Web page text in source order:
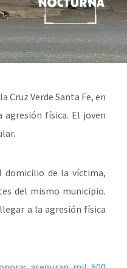
Cruz Verde Santa Fe, en
física. El joven
domicilio de la víctima,
del mismo municipio.
a la agresión física